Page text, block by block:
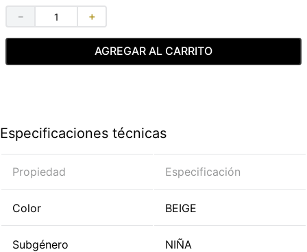
＋
－
AGREGAR AL CARRITO
Especificaciones técnicas
Propiedad Especificación
Color BEIGE
Subgénero NIÑA